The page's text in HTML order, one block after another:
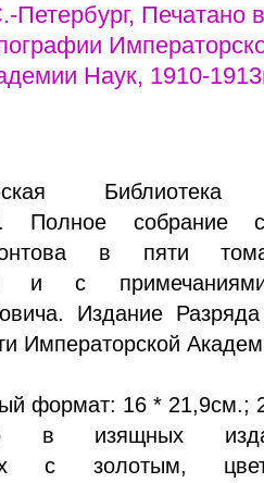
Петербург, Печатано в
Наук, 1910-
Библиотека
Полное собрание
в пяти
и с
Издание
Императорской
формат: 16 * 21,9см.;
в изящных
с золотым,